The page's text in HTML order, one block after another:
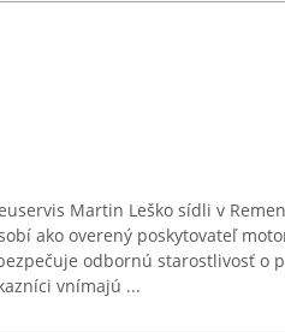
Martin Leško sídli v
ako overený poskytovateľ
odbornú starostlivosť o
vnímajú ...